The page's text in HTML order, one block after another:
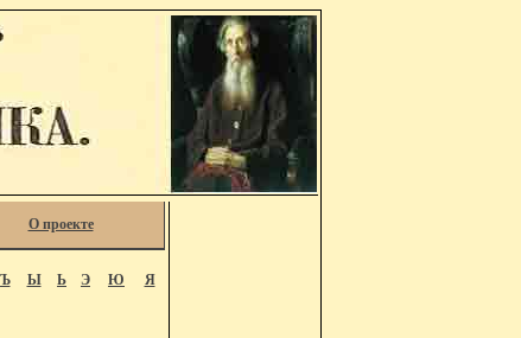
О проекте
Ъ Ы Ь Э Ю Я